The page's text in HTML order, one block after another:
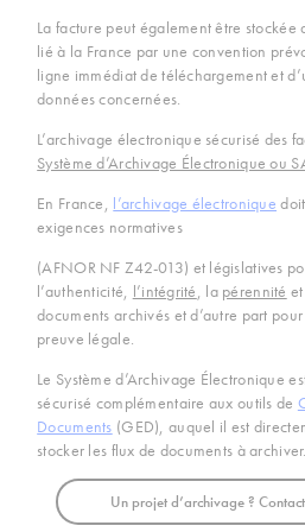
La facture peut également être stockée
lié à la France par une convention
ligne immédiat de téléchargement et
données concernées.
L’archivage électronique sécurisé des
Système d’Archivage Électronique ou
En France, l’archivage électronique
exigences normatives
(AFNOR NF Z42-013) et législatives
l’authenticité, l’intégrité, la pérennité
documents archivés et d’autre part
preuve légale.
Le Système d’Archivage Électronique
sécurisé complémentaire aux outils de
Documents (GED), auquel il est
stocker les flux de documents à archiver.
Un projet d’archivage ?